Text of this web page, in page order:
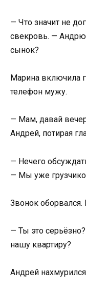
— Что значит не
свекровь. —
сынок?
Марина включила
телефон мужу.
— Мам, давай
Андрей, потирая
— Нечего
— Мы уже
Звонок оборвался.
— Ты это
нашу квартиру?
Андрей